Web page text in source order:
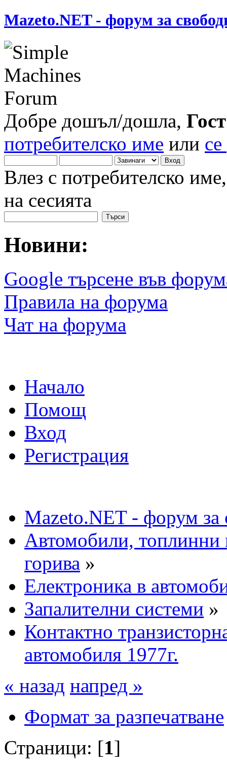
Mazeto.NET - форум за
Добре дошъл/дошла, Гост
потребителско име или
Влез с потребителско
на сесията
Новини:
Google търсене във
Правила на форума
Чат на форума
Начало
Помощ
Вход
Регистрация
Mazeto.NET - форум за
Автомобили,
горива »
Електроника в
Запалителни системи »
Контактно
автомобиля 1977г.
« назад напред »
Формат за разпечатване
Страници: [1]